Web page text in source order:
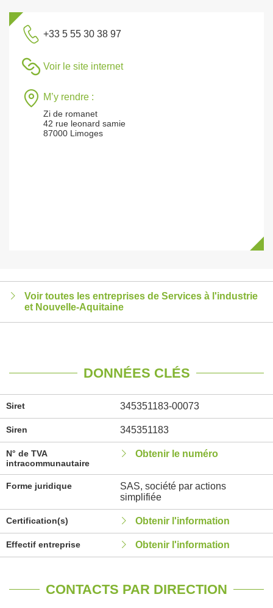
+33 5 55 30 38 97
Voir le site internet
M’y rendre :
Zi de romanet
42 rue leonard samie
87000 Limoges
Voir toutes les entreprises de Services à l'industrie
et Nouvelle-Aquitaine
DONNÉES CLÉS
Siret 345351183-00073
Siren 345351183
N° de TVA
intracommunautaire
Obtenir le numéro
Forme juridique
SAS, société par actions
simplifiée
Certification(s) Obtenir l'information
Effectif entreprise Obtenir l'information
CONTACTS PAR DIRECTION